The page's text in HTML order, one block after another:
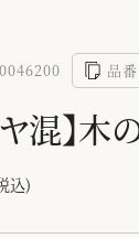
品
ヤ混】
込)